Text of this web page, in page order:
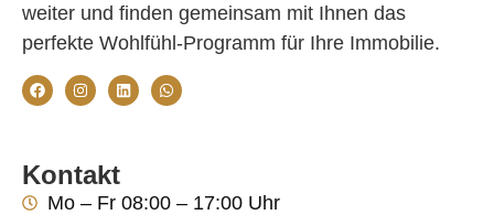
weiter und finden gemeinsam mit Ihnen das
perfekte Wohlfühl-Programm für Ihre Immobilie.
Kontakt
Mo – Fr 08:00 – 17:00 Uhr